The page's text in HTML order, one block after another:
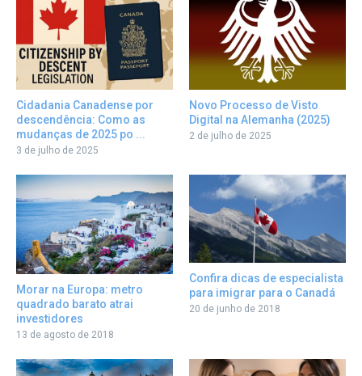
Cidadania Canadense por
descendência: Como as
mudanças de 2025 po ...
3 de julho de 2025
Novo Processo de Visto
Digital na Alemanha (2025)
2 de julho de 2025
Morar na Europa: metro
quadrado barato atrai
investidores
13 de agosto de 2018
Confira dicas de especialista
para imigrar para o Canadá
20 de junho de 2018